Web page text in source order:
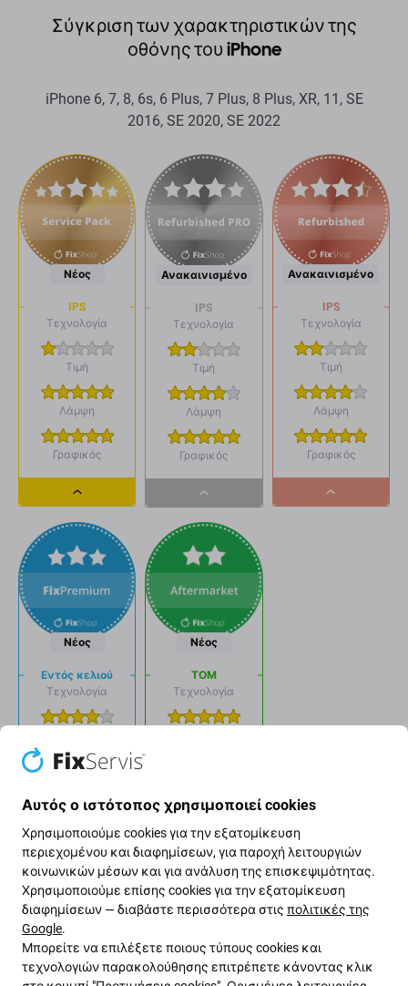
Σύγκριση των χαρακτηριστικών της
οθόνης του iPhone
iPhone 6, 7, 8, 6s, 6 Plus, 7 Plus, 8 Plus, XR, 11, SE
2016, SE 2020, SE 2022
Νέος
IPS
Τεχνολογία
Τιμή
Λάμψη
Γραφικός
Dropdown
button
Ανακαινισμένο
IPS
Τεχνολογία
Τιμή
Λάμψη
Γραφικός
Dropdown
button
Ανακαινισμένο
IPS
Τεχνολογία
Τιμή
Λάμψη
Γραφικός
Dropdown
Νέος
Εντός κελιού
Τεχνολογία
Dropdown
button
Νέος
ΤΟΜ
Τεχνολογία
Dropdown
button
Διατηρήστε τη λειτουργία True
Tone
Αυτός ο ιστότοπος χρησιμοποιεί cookies
Χρησιμοποιούμε cookies για την εξατομίκευση
περιεχομένου και διαφημίσεων, για παροχή λειτουργιών
κοινωνικών μέσων και για ανάλυση της επισκεψιμότητας.
Χρησιμοποιούμε επίσης cookies για την εξατομίκευση
διαφημίσεων — διαβάστε περισσότερα στις πολιτικές της
Google.
Μπορείτε να επιλέξετε ποιους τύπους cookies και
τεχνολογιών παρακολούθησης επιτρέπετε κάνοντας κλικ